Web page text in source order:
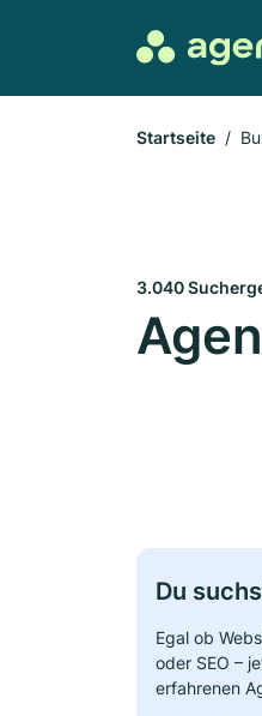
Startseite
3.040
Du
Egal ob
oder SEO –
erfahrenen